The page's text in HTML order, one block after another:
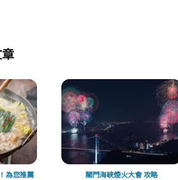
為您推薦
關門海峽煙火大會 攻略